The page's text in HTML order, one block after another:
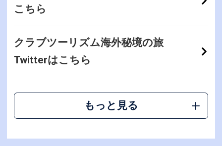
こちら
クラブツーリズム海外秘境の旅
Twitterはこちら
もっと見る